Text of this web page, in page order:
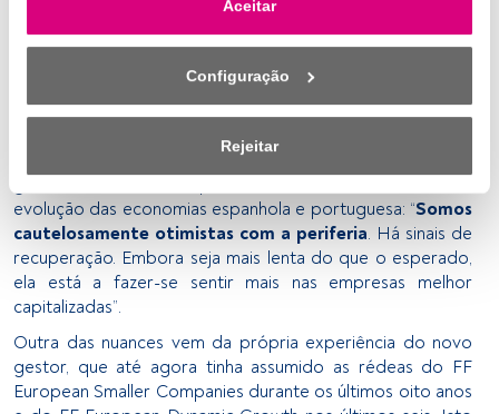
link «Preferências de privacidade» que aparece na parte
inferior da página web (ou no ícone flutuante que se
suas opções terão efeito dentro do nosso âmbito de
fornecer:
Utilizar dados de localização geográfica precisa. Analisar
ativamente as características do dispositivo para sua
identificação. Armazenar as informações num dispositivo
e/ou aceder às mesmas. Publicidade e conteúdo
personalizados, medição de publicidade e conteúdo,
pesquisa de audiência e desenvolvimento de serviços.
Aceitar
Configuração
Rejeitar
ser mais pragmático mas vou procurar mais qualidade”.
O gestor assinala que a suaalocação por países
recordar que o FF Iberia pode investir um máximo de 20%
da sua carteira em ações portuguesas – “
onde é que veem mais oportunidades
evolução das economias espanhola e portuguesa: “Somos
cautelosamente otimistas com a periferia. Há sinais de
recuperação. Embora seja mais lenta do que o esperado,
ela está a fazer-se sentir mais nas empresas melhor
capitalizadas”.
Outra das nuances vem da própria experiência do novo
gestor, que até agora tinha assumido as rédeas do FF
European Smaller Companies durante os últimos oito anos